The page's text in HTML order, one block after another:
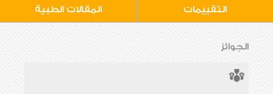
التقييمات المقالات الطبية
الجوائز